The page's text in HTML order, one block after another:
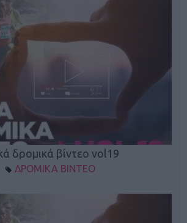
δρομικά βίντεο vol19
ΔΡΟΜΙΚΑ ΒΙΝΤΕΟ